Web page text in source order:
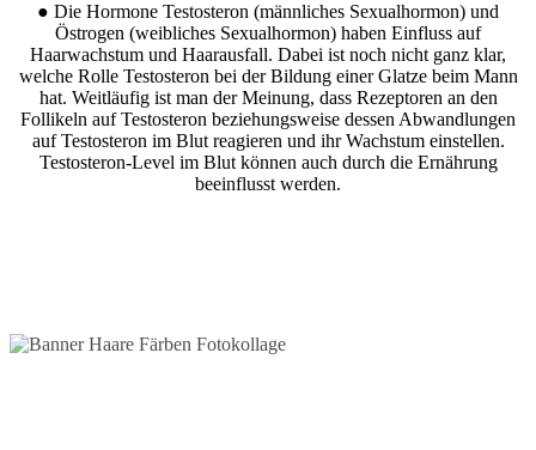
● Die Hormone Testosteron (männliches Sexualhormon) und
Östrogen (weibliches Sexualhormon) haben Einfluss auf
Haarwachstum und Haarausfall. Dabei ist noch nicht ganz klar,
welche Rolle Testosteron bei der Bildung einer Glatze beim Mann
hat. Weitläufig ist man der Meinung, dass Rezeptoren an den
Follikeln auf Testosteron beziehungsweise dessen Abwandlungen
auf Testosteron im Blut reagieren und ihr Wachstum einstellen.
Testosteron-Level im Blut können auch durch die Ernährung
beeinflusst werden.